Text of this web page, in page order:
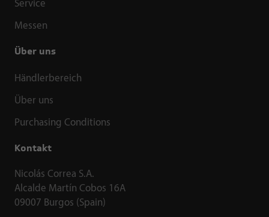
Service
Messen
Über uns
Händlerbereich
Über uns
Purchasing Conditions
Kontakt
Nicolás Correa S.A.
Alcalde Martín Cobos 16A
09007 Burgos (Spain)